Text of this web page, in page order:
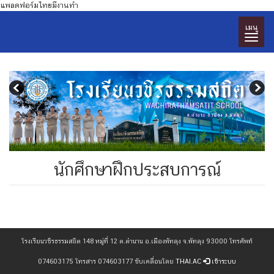
แพลตฟอร์มไทยมีงานทำ
เมนู
นักศึกษาฝึกประสบการณ์
โรงเรียนวชิรธรรมสถิต 148 หมู่ที่ 12 ต.ตำนาน อ.เมืองพัทลุง จ.พัทลุง 93000 โทรศัพท์
074603175 โทรสาร 074603177 ขับเคลื่อนโดย THAI.AC เข้าระบบ